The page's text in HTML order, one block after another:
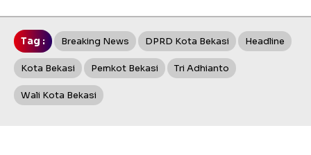
Tag : Breaking News DPRD Kota Bekasi Headline
Kota Bekasi Pemkot Bekasi Tri Adhianto
Wali Kota Bekasi